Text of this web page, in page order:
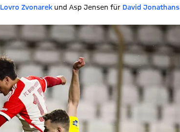
Lovro Zvonarek und Asp Jensen für David Jonathans